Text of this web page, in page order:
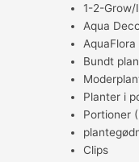
1-2-Grow/
Aqua
AquaFlora
Bundt
Planter i
Portioner
Clips